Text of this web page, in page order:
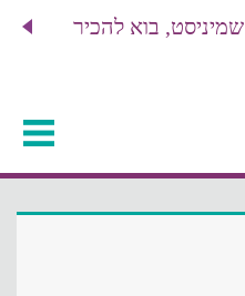
שמיניסט, בוא להכיר